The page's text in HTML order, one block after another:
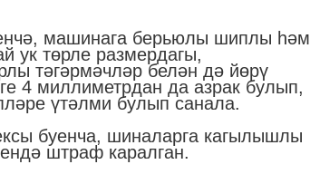
машинага берьюлы шиплы һәм
ук төрле размердагы,
тәгәрмәчләр белән дә йөрү
4 миллиметрдан да азрак булып,
үтәлми булып санала.
буенча, шиналарга кагылышлы
штраф каралган.